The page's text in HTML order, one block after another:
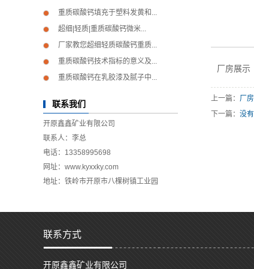
重质碳酸钙填充于塑料发黄和...
超细|轻质|重质碳酸钙微米...
厂家教您超细轻质碳酸钙重质...
重质碳酸钙技术指标的意义及...
重质碳酸钙在乳胶漆及腻子中...
联系我们
开原鑫鑫矿业有限公司
联系人：李总
电话：13358995698
网址：www.kyxxky.com
地址：铁岭市开原市八棵树镇工业园
厂房展示
上一篇： 厂
下一篇： 没
联系方式
开原鑫鑫矿业有限公司